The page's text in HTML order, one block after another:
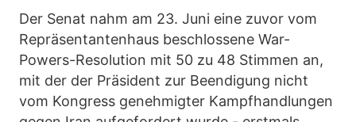
Der Senat nahm am 23. Juni eine zuvor vom
Repräsentantenhaus beschlossene War-
Powers-Resolution mit 50 zu 48 Stimmen an,
mit der der Präsident zur Beendigung nicht
vom Kongress genehmigter Kampfhandlungen